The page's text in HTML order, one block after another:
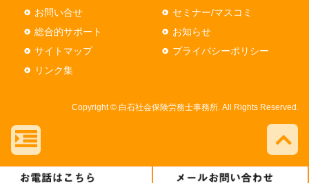
お問い合せ
セミナー/マスコミ
総合的サポート
お知らせ
サイトマップ
プライバシーポリシー
リンク集
Copyright © 白石社会保険労務士事務所. All Rights Reserved.